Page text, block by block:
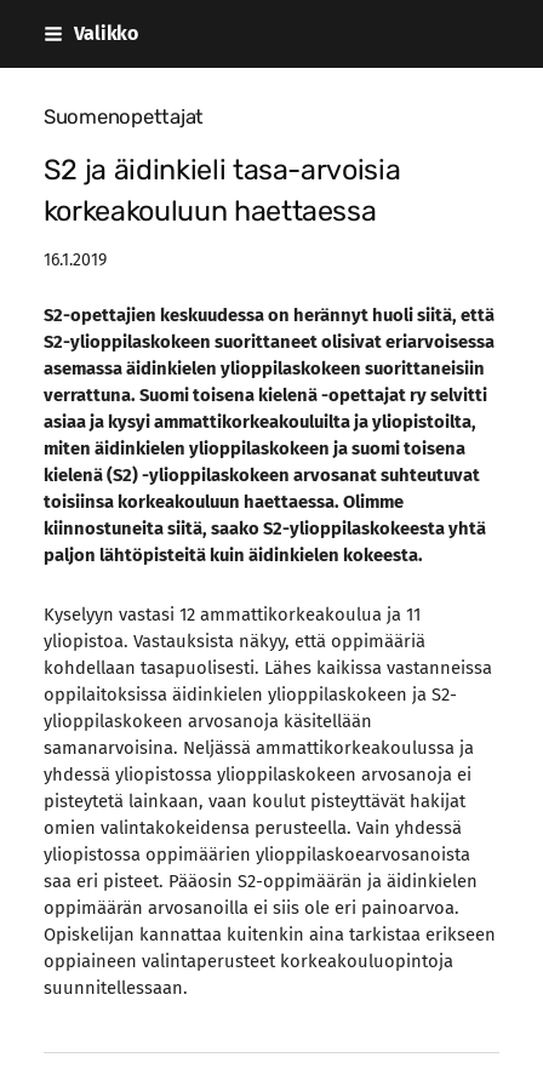
Siirry
Valikko
Suomenopettajat
S2 ja äidinkieli tasa-arvoisia
korkeakouluun haettaessa
16.1.2019
S2-opettajien keskuudessa on herännyt huoli siitä, että
S2-ylioppilaskokeen suorittaneet olisivat eriarvoisessa
asemassa äidinkielen ylioppilaskokeen suorittaneisiin
verrattuna. Suomi toisena kielenä -opettajat ry selvitti
asiaa ja kysyi ammattikorkeakouluilta ja yliopistoilta,
miten äidinkielen ylioppilaskokeen ja suomi toisena
kielenä (S2) -ylioppilaskokeen arvosanat suhteutuvat
toisiinsa korkeakouluun haettaessa. Olimme
kiinnostuneita siitä, saako S2-ylioppilaskokeesta yhtä
paljon lähtöpisteitä kuin äidinkielen kokeesta.
Kyselyyn vastasi 12 ammattikorkeakoulua ja 11
yliopistoa. Vastauksista näkyy, että oppimääriä
kohdellaan tasapuolisesti. Lähes kaikissa vastanneissa
oppilaitoksissa äidinkielen ylioppilaskokeen ja S2-
ylioppilaskokeen arvosanoja käsitellään
samanarvoisina. Neljässä ammattikorkeakoulussa ja
yhdessä yliopistossa ylioppilaskokeen arvosanoja ei
pisteytetä lainkaan, vaan koulut pisteyttävät hakijat
omien valintakokeidensa perusteella. Vain yhdessä
yliopistossa oppimäärien ylioppilaskoearvosanoista
saa eri pisteet. Pääosin S2-oppimäärän ja äidinkielen
oppimäärän arvosanoilla ei siis ole eri painoarvoa.
Opiskelijan kannattaa kuitenkin aina tarkistaa erikseen
oppiaineen valintaperusteet korkeakouluopintoja
suunnitellessaan.